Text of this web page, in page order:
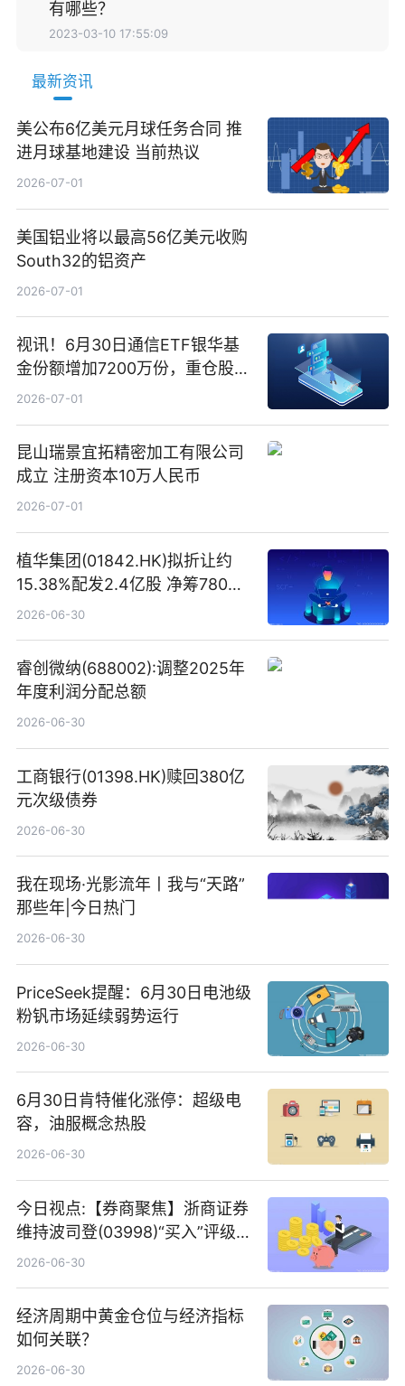
有哪些？
2023-03-10 17:55:09
最新资讯
美公布6亿美元月球任务合同 推
进月球基地建设 当前热议
2026-07-01
美国铝业将以最高56亿美元收购
South32的铝资产
2026-07-01
视讯！6月30日通信ETF银华基
金份额增加7200万份，重仓股新
易盛、中际旭创、立讯精密
2026-07-01
昆山瑞景宜拓精密加工有限公司
成立 注册资本10万人民币
2026-07-01
植华集团(01842.HK)拟折让约
15.38%配发2.4亿股 净筹780万
港元
2026-06-30
睿创微纳(688002):调整2025年
年度利润分配总额
2026-06-30
工商银行(01398.HK)赎回380亿
元次级债券
2026-06-30
我在现场·光影流年丨我与“天路”
那些年|今日热门
2026-06-30
PriceSeek提醒：6月30日电池级
粉钒市场延续弱势运行
2026-06-30
6月30日肯特催化涨停：超级电
容，油服概念热股
2026-06-30
今日视点:【券商聚焦】浙商证券
维持波司登(03998)“买入”评级
指其业绩高质量稳增长
2026-06-30
经济周期中黄金仓位与经济指标
如何关联？
2026-06-30